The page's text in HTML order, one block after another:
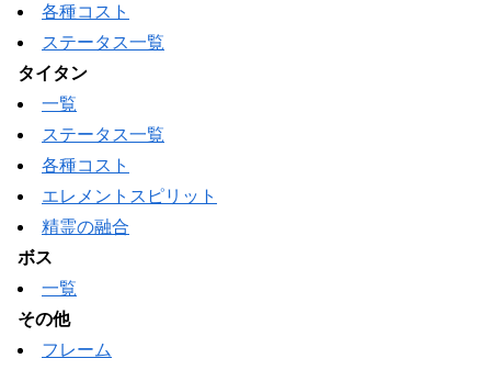
各種コスト
ステータス一覧
タイタン
一覧
ステータス一覧
各種コスト
エレメントスピリット
精霊の融合
ボス
一覧
その他
フレーム